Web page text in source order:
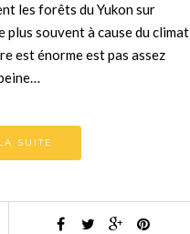
les forêts du Yukon sur
plus souvent à cause du climat
est énorme est pas assez
SUITE